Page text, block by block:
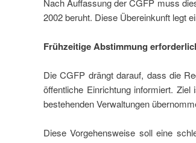
Nach Auffassung der CGFP muss
2002 beruht. Diese Übereinkunft legt
Frühzeitige Abstimmung
Die CGFP drängt darauf, dass die
öffentliche Einrichtung informiert.
bestehenden Verwaltungen
Diese Vorgehensweise soll eine